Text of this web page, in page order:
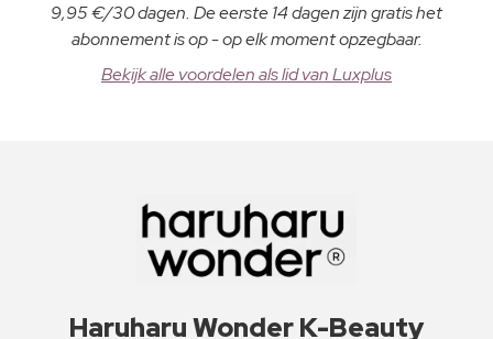
9,95 €/30 dagen. De eerste 14 dagen zijn gratis het
abonnement is op - op elk moment opzegbaar.
Bekijk alle voordelen als lid van Luxplus
Haruharu Wonder K-Beauty